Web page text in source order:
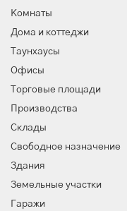
Комнаты
Дома и коттеджи
Таунхаусы
Офисы
Торговые площади
Производства
Склады
Свободное назначение
Здания
Земельные участки
Гаражи